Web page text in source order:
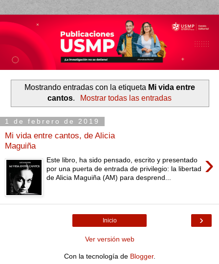
Mostrando entradas con la etiqueta Mi vida entre
cantos. Mostrar todas las entradas
1 de febrero de 2019
Mi vida entre cantos, de Alicia
Maguiña
›
Este libro, ha sido pensado, escrito y presentado
por una puerta de entrada de privilegio: la libertad
de Alicia Maguiña (AM) para desprend...
›
Inicio
Ver versión web
Con la tecnología de Blogger.